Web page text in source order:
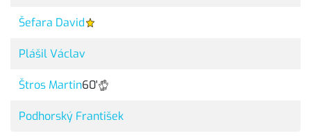
Šefara David
Plášil Václav
Štros Martin60'
Podhorský František